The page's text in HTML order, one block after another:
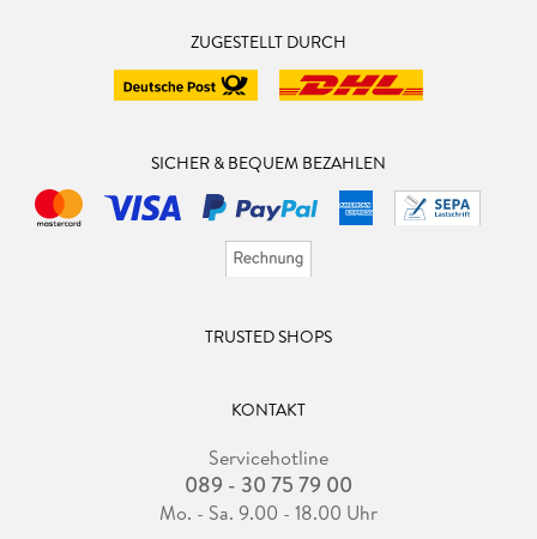
ZUGESTELLT DURCH
SICHER & BEQUEM BEZAHLEN
TRUSTED SHOPS
KONTAKT
Servicehotline
089 - 30 75 79 00
Mo. - Sa. 9.00 - 18.00 Uhr